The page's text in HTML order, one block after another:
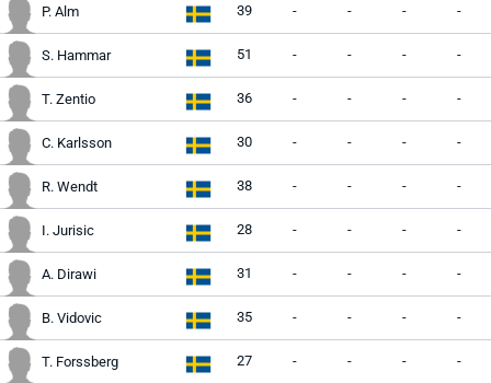
P. Alm 39 - - - -
S. Hammar 51 - - - -
T. Zentio 36 - - - -
C. Karlsson 30 - - - -
R. Wendt 38 - - - -
I. Jurisic 28 - - - -
A. Dirawi 31 - - - -
B. Vidovic 35 - - - -
T. Forssberg 27 - - - -